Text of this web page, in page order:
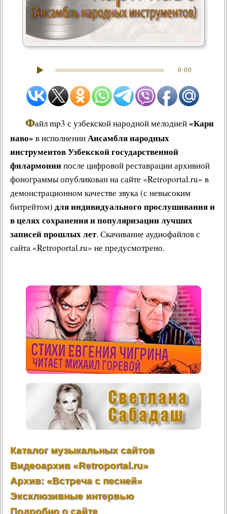
0:00
Файл mp3 с узбекской народной мелодией«Кари
наво» в исполненииАнсамбля народных
инструментов Узбекской государственной
филармониипосле цифровой реставрации архивной
фонограммы опубликован на сайте «Retroportal.ru» в
демонстрационном качестве звука (с невысоким
битрейтом) для индивидуального прослушивания и
в целях сохранения и популяризации лучших
записей прошлых лет. Скачивание аудиофайлов с
сайта «Retroportal.ru» не предусмотрено.
Каталог музыкальных сайтов
Видеоархив «Retroportal.ru»
Архив: «Встреча с песней»
Эксклюзивные интервью
Подробно о сайте